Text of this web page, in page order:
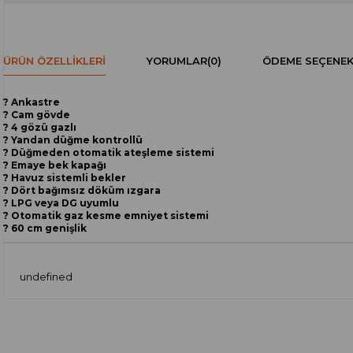
ÜRÜN ÖZELLIKLERI YORUMLAR(0) ÖDEME
? Ankastre
? Cam gövde
? 4 gözü gazlı
? Yandan düğme kontrollü
? Düğmeden otomatik ateşleme sistemi
? Emaye bek kapağı
? Havuz sistemli bekler
? Dört bağımsız döküm ızgara
? LPG veya DG uyumlu
? Otomatik gaz kesme emniyet sistemi
? 60 cm genişlik
undefined